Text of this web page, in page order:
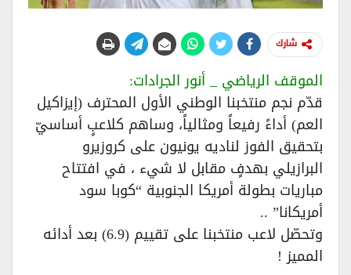
شارك
الموقف الرياضي _ أنور الجرادات:
قدّم نجم منتخبنا الوطني الأول المحترف (إيزاكيل
العم) أداءً رفيعاً ومثالياً، وساهم كلاعبٍ أساسيّ
بتحقيق الفوز لناديه يونيون على كروزيرو
البرازيلي بهدفٍ مقابل لا شيء ، في افتتاح
مباريات بطولة أمريكا الجنوبية “كوبا سود
أمريكانا” ..
وتحصّل لاعب منتخبنا على تقييم (6.9) بعد أدائه
المميز !